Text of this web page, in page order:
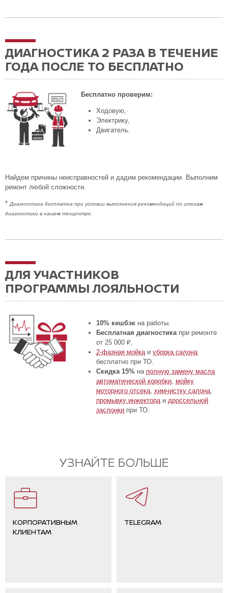
ДИАГНОСТИКА 2 РАЗА В ТЕЧЕНИЕ
ГОДА ПОСЛЕ ТО БЕСПЛАТНО
Бесплатно проверим:
Ходовую,
Электрику,
Двигатель.
Найдем причины неисправностей и дадим рекомендации. Выполним
ремонт любой сложности.
*Диагностика бесплатна при условии выполнения рекомендаций по итогам
диагностики в нашем техцентре.
ДЛЯ УЧАСТНИКОВ
ПРОГРАММЫ ЛОЯЛЬНОСТИ
10% кешбэк на работы.
Бесплатная диагностика при ремонте
от 25 000 ₽.
2-фазная мойка иуборка салона
бесплатно при ТО.
Скидка 15% на полную замену масла
автоматической коробки мойку
моторного отсека ,химчистку салона
промывку инжектора и дроссельной
заслонки при ТО.
УЗНАЙТЕ БОЛЬШЕ
КОРПОРАТИВНЫМ
КЛИЕНТАМ
TELEGRAM